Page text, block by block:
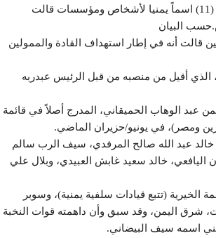
أعلنت رئاسة أمن الدولة في المملكة العربية السعودية الأربعاء إدراج (11) اسماً يمنيا لأشخاص ومؤسسات قالت
البيان
وأسمين ومؤسستين قالت أنه في إطار استهداف القادة والممولين
الذي أقيل من منصبه من قبل الرئيس عبدربه
عبد الوهاب الحميقاني، المدرج أصلاً في قائمة
ومصر)، في يونيو/حزيران الماضي.
عبد الله صالح المرفدي، سيف الرب سالم
خالد سعيد غابش العبيدي، وبلال علي
الخيرية (تتبع قيادات سلفية يمنية)، وسوبر
شرق اليمن، وقد سبق وأن داهمته قوات النخبة